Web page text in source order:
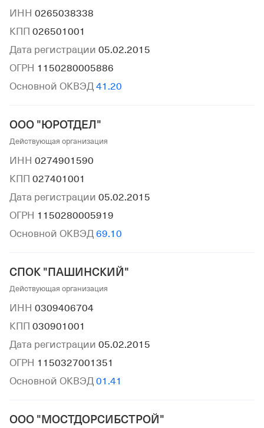
ИНН 0265038338
КПП 026501001
Дата регистрации 05.02.2015
ОГРН 1150280005886
Основной ОКВЭД 41.20
ООО "ЮРОТДЕЛ"
Действующая организация
ИНН 0274901590
КПП 027401001
Дата регистрации 05.02.2015
ОГРН 1150280005919
Основной ОКВЭД 69.10
СПОК "ПАШИНСКИЙ"
Действующая организация
ИНН 0309406704
КПП 030901001
Дата регистрации 05.02.2015
ОГРН 1150327001351
Основной ОКВЭД 01.41
ООО "МОСТДОРСИБСТРОЙ"